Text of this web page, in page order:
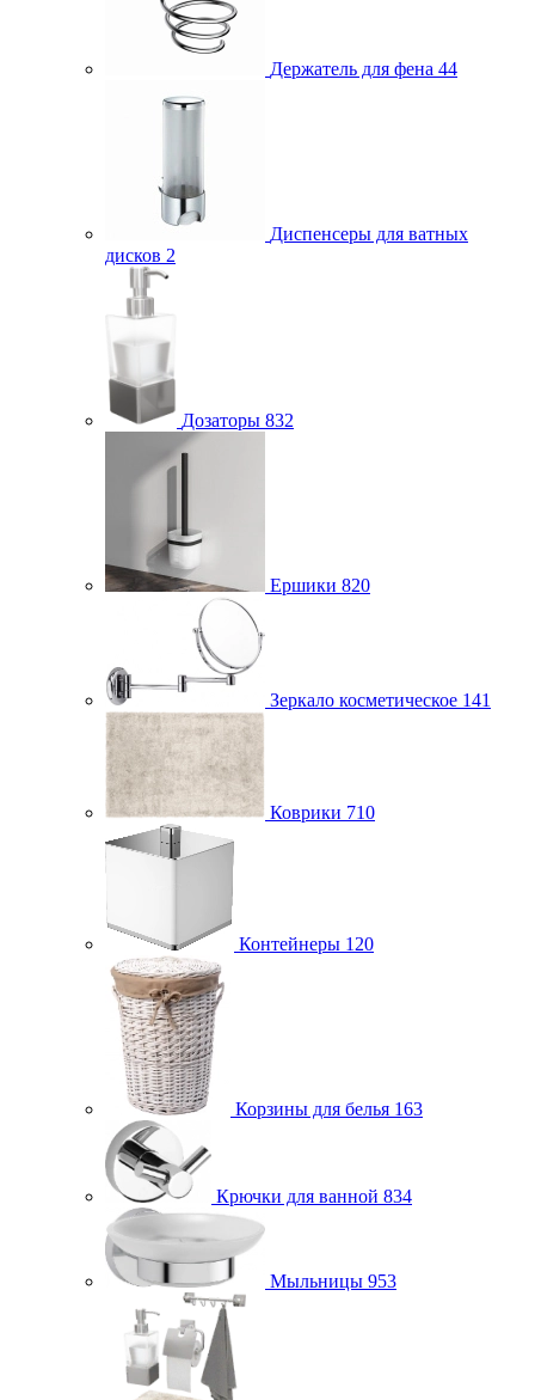
Держатель для фена 44
Диспенсеры для ватных
дисков 2
Дозаторы 832
Ершики 820
Зеркало косметическое 141
Коврики 710
Контейнеры 120
Корзины для белья 163
Крючки для ванной 834
Мыльницы 953